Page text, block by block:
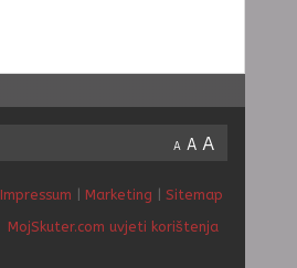
A A A
Impressum Marketing
Sitemap
MojSkuter.com uvjeti korištenja